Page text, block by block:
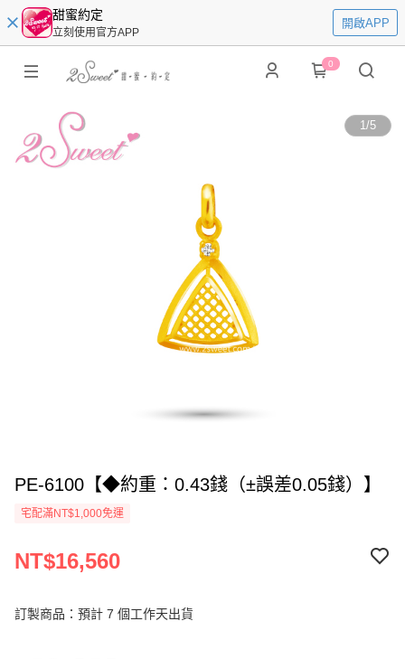
甜蜜約定
立刻使用官方APP
開啟APP
0
1/5
PE-6100【◆約重：0.43錢（±誤差0.05錢）】
宅配滿NT$1,000免運
NT$16,560
訂製商品：預計 7 個工作天出貨